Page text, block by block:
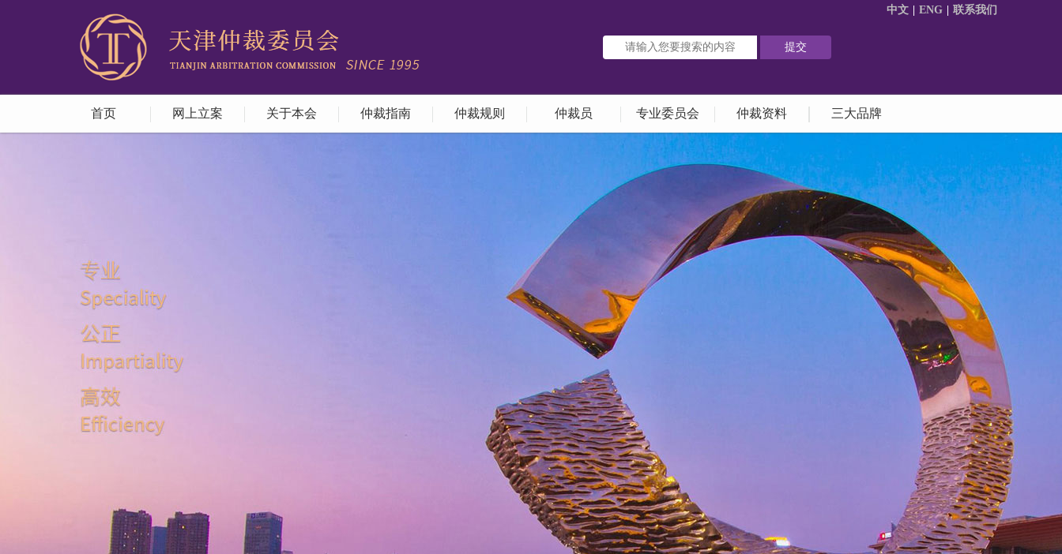
中文 ENG 联系我们
首页 网上立案 关于本会 仲裁指南 仲裁规则 仲裁员 专业委员会 仲裁资料 三大品牌